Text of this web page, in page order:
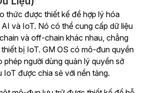
thức được thiết kế để hợp lý hóa
và IoT. Nó có thể cung cấp dữ liệu
và off-chain khác nhau, chẳng
bị IoT. GM OS có mô-đun quyền
phép người dùng quản lý quyền sở
IoT được chia sẻ với nền tảng.